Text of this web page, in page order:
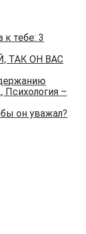
к тебе: 3
ТАК ОН ВАС
–
он уважал?